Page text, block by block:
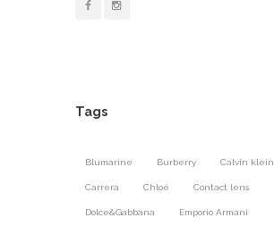
Tags
Blumarine Burberry Calvin klein
Carrera Chloé Contact lens
Dolce&Gabbana Emporio Armani